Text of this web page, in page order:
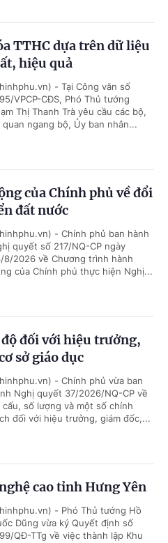
TTHC dựa trên dữ liệu
hiệu quả
- Tại Công văn số
VPCP-CĐS, Phó Thủ tướng
Thị Thanh Trà yêu cầu các bộ,
quan ngang bộ, Ủy ban nhân...
của Chính phủ về đổi
đất nước
- Chính phủ ban hành
quyết số 217/NQ-CP ngày
8/2026 về Chương trình hành
của Chính phủ thực hiện Nghị...
đối với hiệu trưởng,
sở giáo dục
- Chính phủ vừa ban
Nghị quyết 37/2026/NQ-CP về
cấu, số lượng và một số chính
đối với hiệu trưởng, giám đốc,...
cao tỉnh Hưng Yên
- Phó Thủ tướng Hồ
Dũng vừa ký Quyết định số
QĐ-TTg về việc thành lập Khu